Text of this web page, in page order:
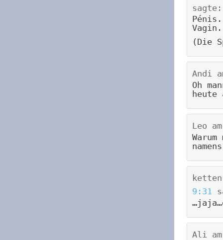
sagte:
Pénis.
Vagin.
(Die
Andi
Oh
Leo
9:31
Ali